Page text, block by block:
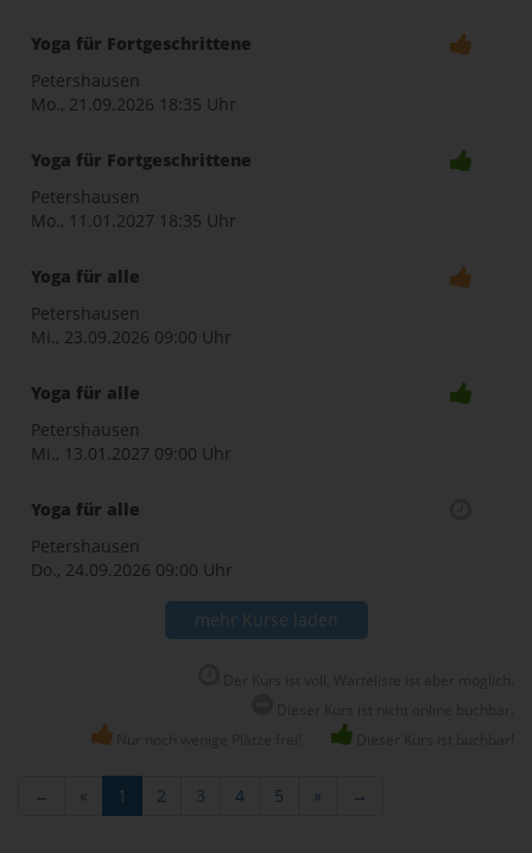
Yoga für Fortgeschrittene
Petershausen
Mo., 21.09.2026 18:35 Uhr
Yoga für Fortgeschrittene
Petershausen
Mo., 11.01.2027 18:35 Uhr
Yoga für alle
Petershausen
Mi., 23.09.2026 09:00 Uhr
Yoga für alle
Petershausen
Mi., 13.01.2027 09:00 Uhr
Yoga für alle
Petershausen
Do., 24.09.2026 09:00 Uhr
mehr Kurse laden
← « 1 2 3 4 5 » →